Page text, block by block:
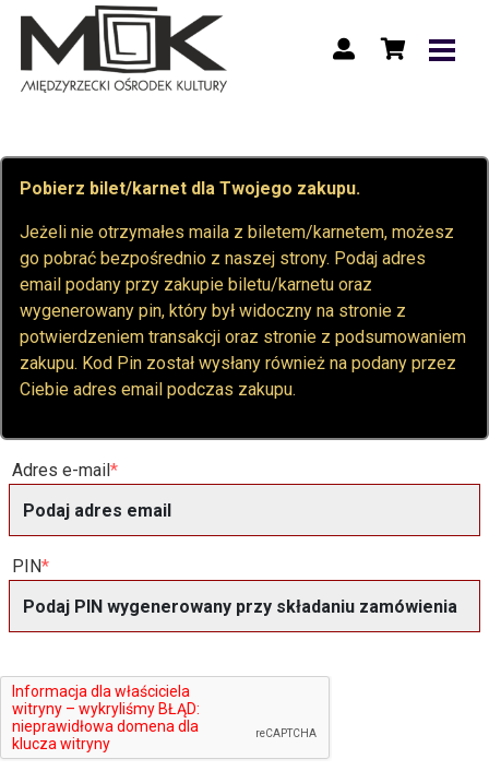
Pobierz bilet/karnet dla Twojego zakupu.
Jeżeli nie otrzymałes maila z biletem/karnetem, możesz
go pobrać bezpośrednio z naszej strony. Podaj adres
email podany przy zakupie biletu/karnetu oraz
wygenerowany pin, który był widoczny na stronie z
potwierdzeniem transakcji oraz stronie z podsumowaniem
zakupu. Kod Pin został wysłany również na podany przez
Ciebie adres email podczas zakupu.
Adres e-mail
PIN